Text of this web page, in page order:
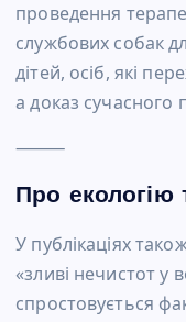
проведення
службових собак
дітей, осіб, які
а доказ сучасного
⸻
Про
У публікаціях
«зливі нечистот у
спростовується